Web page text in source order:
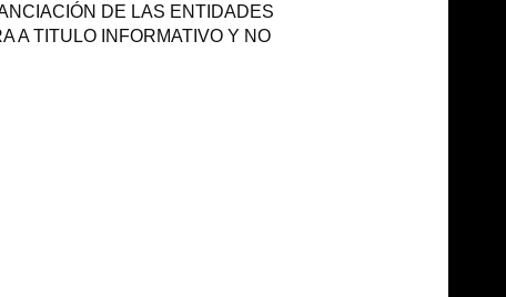
DE LAS ENTIDADES
A TITULO INFORMATIVO Y NO